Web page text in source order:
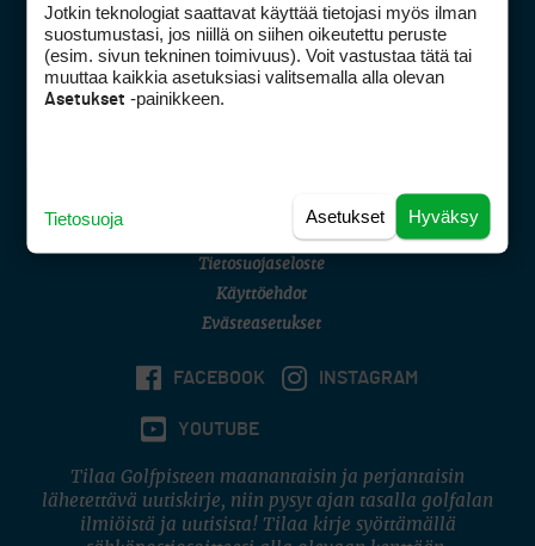
Golfpisteen yhteystiedot
DSA avoimuusraportti
Asiakaspalvelu
(digi) digi@otavamedia.fi
Tietosuojaseloste
Käyttöehdot
Evästeasetukset
FACEBOOK INSTAGRAM
YOUTUBE
Tilaa Golfpisteen maanantaisin ja perjantaisin
lähetettävä uutiskirje, niin pysyt ajan tasalla golfalan
ilmiöistä ja uutisista! Tilaa kirje syöttämällä
Jotkin teknologiat saattavat käyttää tietojasi myös ilman
suostumustasi, jos niillä on siihen oikeutettu peruste
(esim. sivun tekninen toimivuus). Voit vastustaa tätä tai
muuttaa kaikkia asetuksiasi valitsemalla alla olevan
Asetukset -painikkeen.
Hyväksy
Asetukset
Tietosuoja